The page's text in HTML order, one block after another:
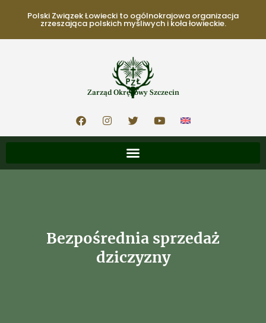
Polski Związek Łowiecki to ogólnokrajowa organizacja
zrzeszająca polskich myśliwych i koła łowieckie.
Zarząd Okręgowy Szczecin
Bezpośrednia sprzedaż
dziczyzny